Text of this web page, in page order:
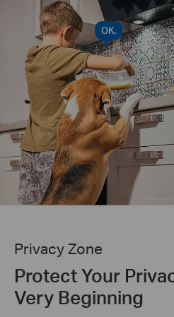
OK.
Privacy Zone
Protect Your
Very Beginning